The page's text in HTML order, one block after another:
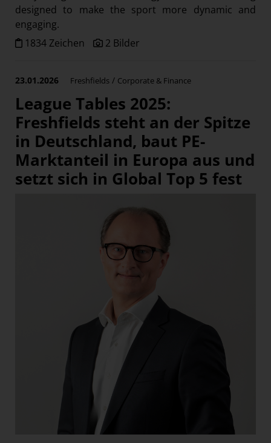
designed to make the sport more dynamic and
engaging.
1834 Zeichen
2 Bilder
23.01.2026 Freshfields / Corporate & Finance
League Tables 2025:
Freshfields steht an der Spitze
in Deutschland, baut PE-
Marktanteil in Europa aus und
setzt sich in Global Top 5 fest